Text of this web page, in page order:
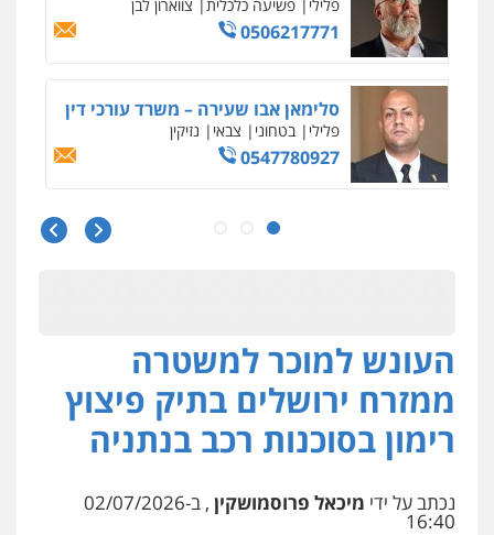
פלילי כלכלי עורכי דין לענייני אסירים
0525060666
503456449
0505216700
אייל בן שושן, עורך דין פלילי
פלילי מעצרים וחקירות פשיעה חמורה
נוער רישום פלילי
העונש למוכר למשטרה
ממזרח ירושלים בתיק פיצוץ
רימון בסוכנות רכב בנתניה
נכתב על ידי מיכאל פרוסמושקין , ב-02/07/2026
16:40